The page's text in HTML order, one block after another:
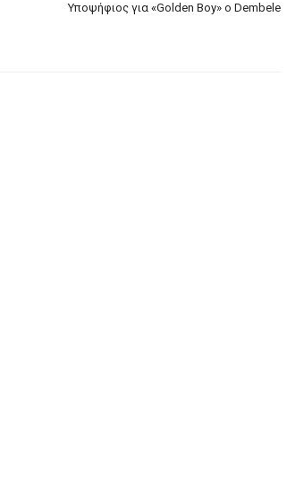
Υποψήφιος για «Golden Boy» ο Dembele